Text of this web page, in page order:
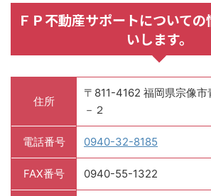
ＦＰ不動産サポートについて
いします。
住所
〒811-4162 福岡県宗像市
－２
電話番号 0940-32-8185
FAX番号 0940-55-1322